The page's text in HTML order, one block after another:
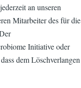
an unseren
Mitarbeiter des für die
Initiative oder
dem Löschverlangen